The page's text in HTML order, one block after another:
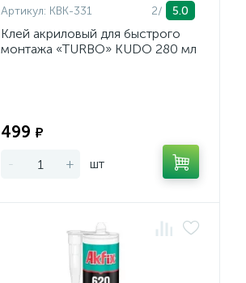
Артикул: KBK-331 2/ 5.0
Клей акриловый для быстрого
монтажа «TURBO» KUDO 280 мл
499 ₽
- + шт